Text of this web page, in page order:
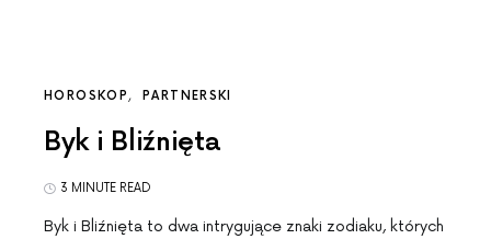
HOROSKOP PARTNERSKI
Byk i Bliźnięta
3 MINUTE READ
Byk i Bliźnięta to dwa intrygujące znaki zodiaku, których